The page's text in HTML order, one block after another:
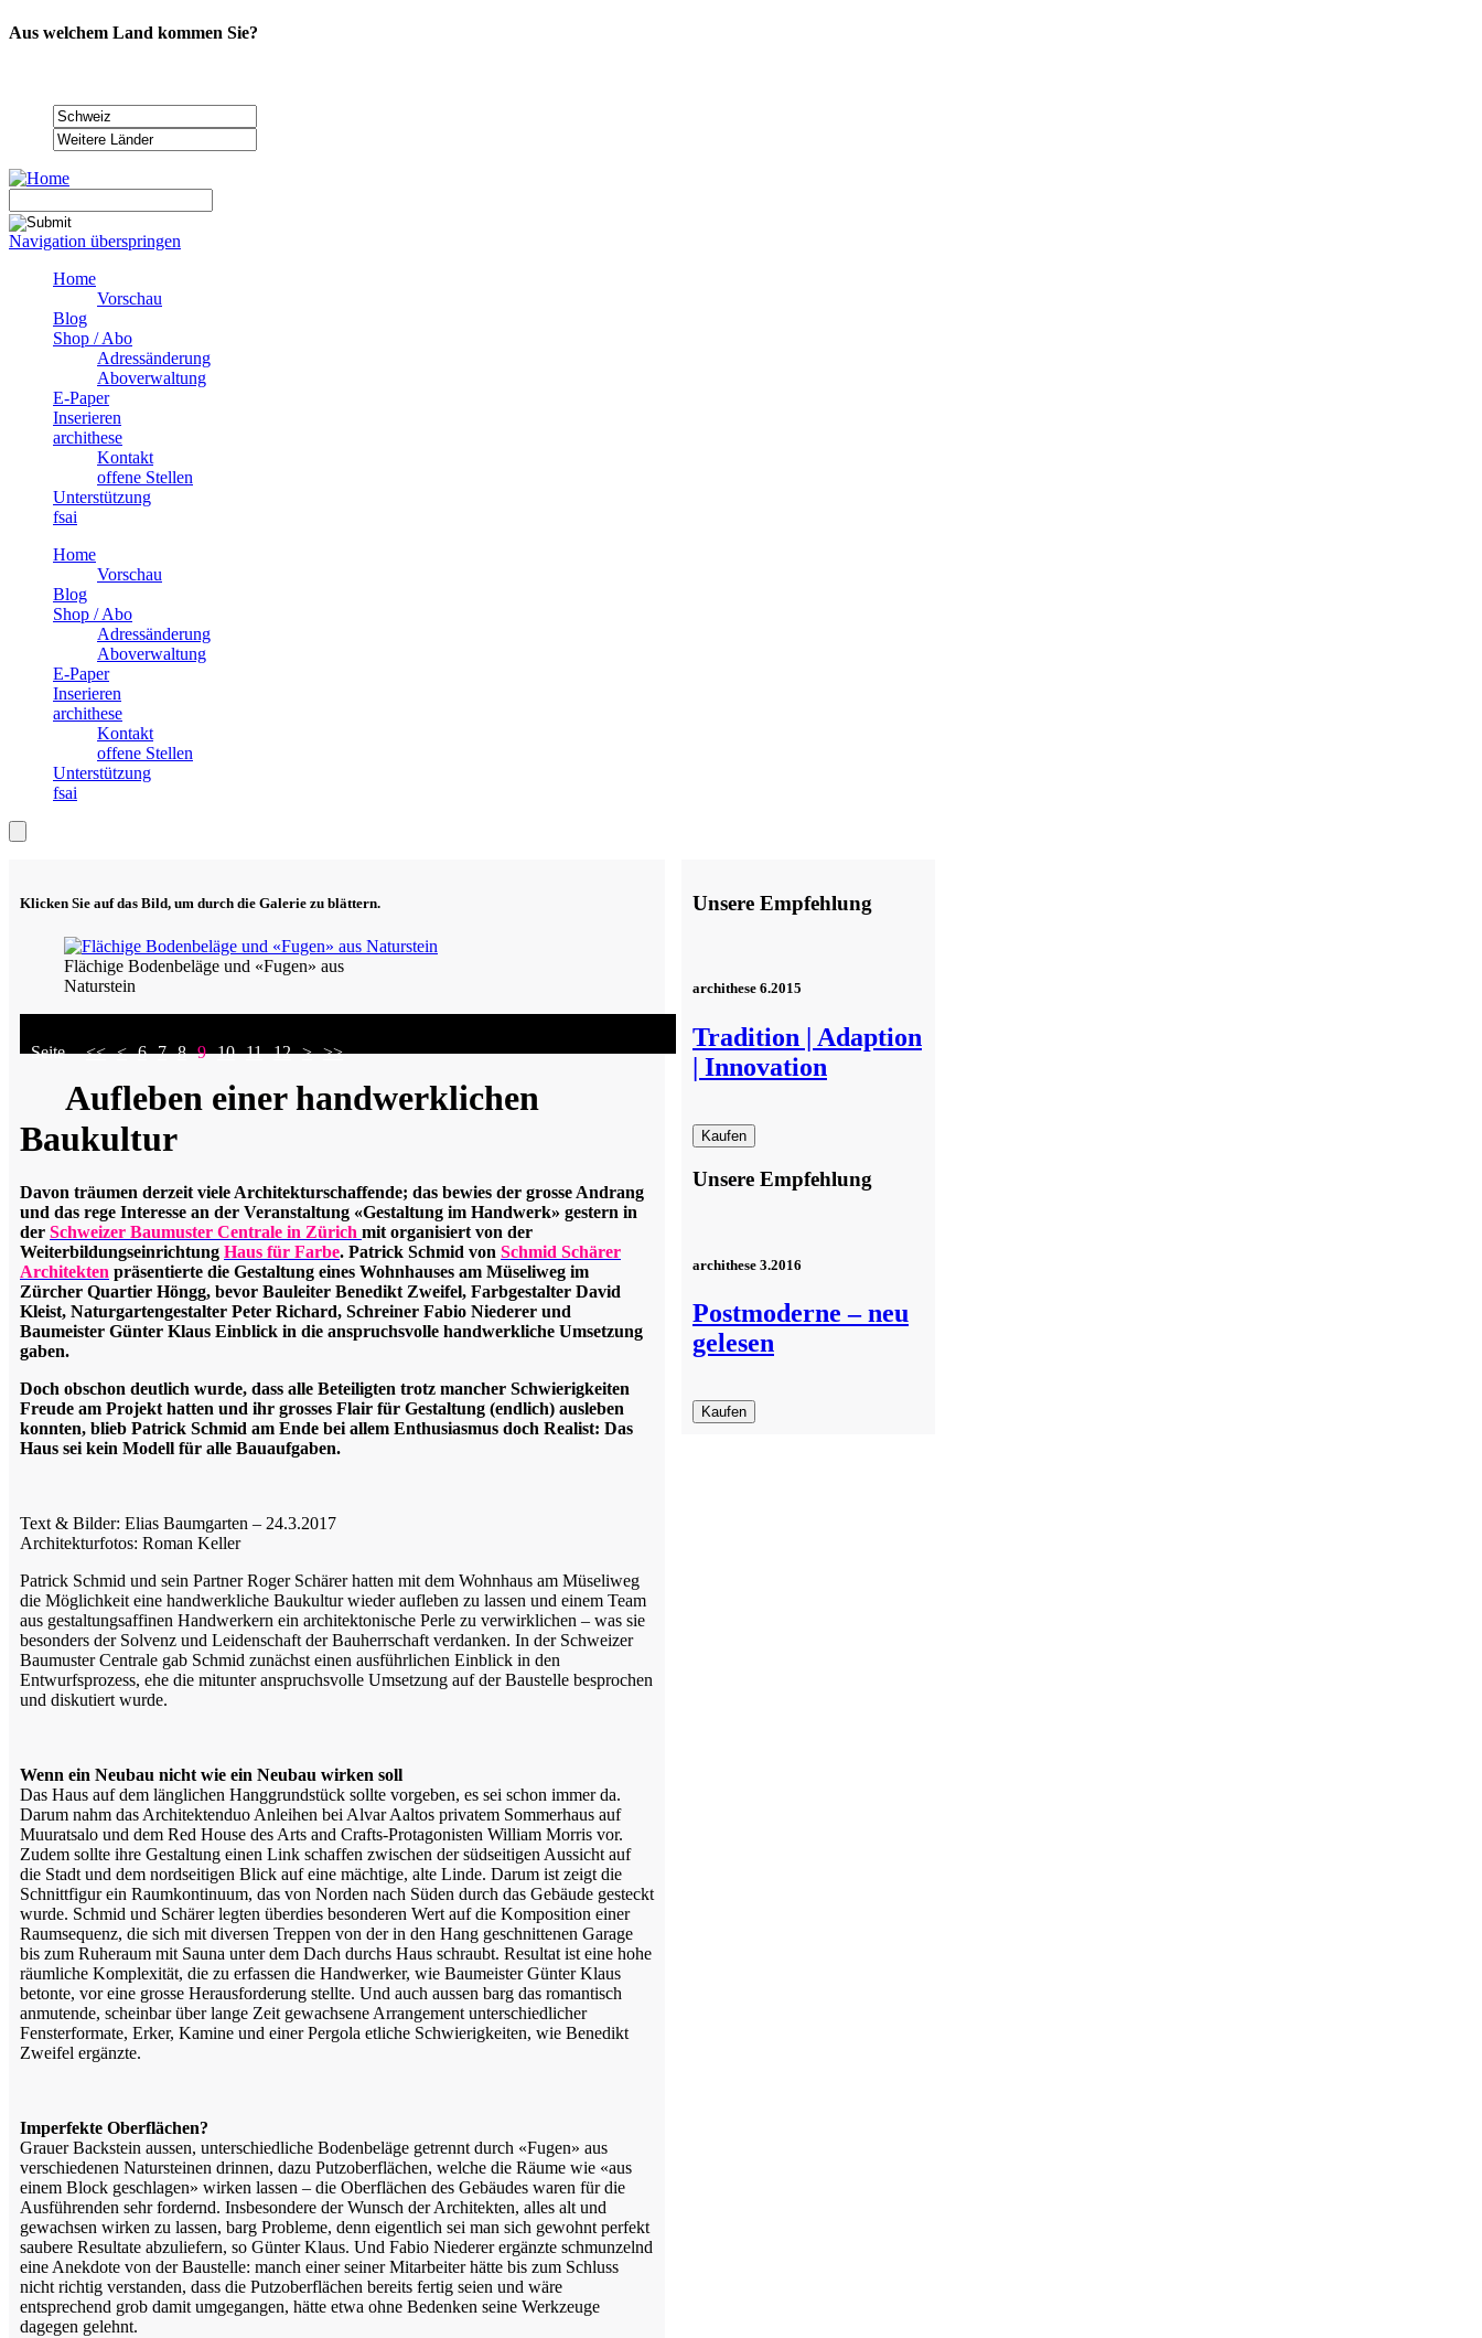
Aus welchem Land kommen Sie?
Navigation überspringen
Home
Vorschau
Blog
Shop / Abo
Adressänderung
Aboverwaltung
E-Paper
Inserieren
archithese
Kontakt
offene Stellen
Unterstützung
fsai
Home
Vorschau
Blog
Shop / Abo
Adressänderung
Aboverwaltung
E-Paper
Inserieren
archithese
Kontakt
offene Stellen
Unterstützung
fsai
Klicken Sie auf das Bild, um durch die Galerie zu blättern.
Flächige Bodenbeläge und «Fugen» aus
Naturstein
Seite << < 6 7 8 9 10 11 12 > >>
Aufleben einer handwerklichen
Baukultur
Davon träumen derzeit viele Architekturschaffende; das bewies der grosse Andrang
und das rege Interesse an der Veranstaltung «Gestaltung im Handwerk» gestern in
der Schweizer Baumuster Centrale in Zürich mit organisiert von der
Weiterbildungseinrichtung Haus für Farbe. Patrick Schmid von Schmid Schärer
Architekten präsentierte die Gestaltung eines Wohnhauses am Müseliweg im
Zürcher Quartier Höngg, bevor Bauleiter Benedikt Zweifel, Farbgestalter David
Kleist, Naturgartengestalter Peter Richard, Schreiner Fabio Niederer und
Baumeister Günter Klaus Einblick in die anspruchsvolle handwerkliche Umsetzung
gaben.
Doch obschon deutlich wurde, dass alle Beteiligten trotz mancher Schwierigkeiten
Freude am Projekt hatten und ihr grosses Flair für Gestaltung (endlich) ausleben
konnten, blieb Patrick Schmid am Ende bei allem Enthusiasmus doch Realist: Das
Haus sei kein Modell für alle Bauaufgaben.
Text & Bilder: Elias Baumgarten – 24.3.2017
Architekturfotos: Roman Keller
Patrick Schmid und sein Partner Roger Schärer hatten mit dem Wohnhaus am Müseliweg
die Möglichkeit eine handwerkliche Baukultur wieder aufleben zu lassen und einem Team
aus gestaltungsaffinen Handwerkern ein architektonische Perle zu verwirklichen – was sie
besonders der Solvenz und Leidenschaft der Bauherrschaft verdanken. In der Schweizer
Baumuster Centrale gab Schmid zunächst einen ausführlichen Einblick in den
Entwurfsprozess, ehe die mitunter anspruchsvolle Umsetzung auf der Baustelle besprochen
und diskutiert wurde.
Wenn ein Neubau nicht wie ein Neubau wirken soll
Das Haus auf dem länglichen Hanggrundstück sollte vorgeben, es sei schon immer da.
Darum nahm das Architektenduo Anleihen bei Alvar Aaltos privatem Sommerhaus auf
Muuratsalo und dem Red House des Arts and Crafts-Protagonisten William Morris vor.
Zudem sollte ihre Gestaltung einen Link schaffen zwischen der südseitigen Aussicht auf
die Stadt und dem nordseitigen Blick auf eine mächtige, alte Linde. Darum ist zeigt die
Schnittfigur ein Raumkontinuum, das von Norden nach Süden durch das Gebäude gesteckt
wurde. Schmid und Schärer legten überdies besonderen Wert auf die Komposition einer
Raumsequenz, die sich mit diversen Treppen von der in den Hang geschnittenen Garage
bis zum Ruheraum mit Sauna unter dem Dach durchs Haus schraubt. Resultat ist eine hohe
räumliche Komplexität, die zu erfassen die Handwerker, wie Baumeister Günter Klaus
betonte, vor eine grosse Herausforderung stellte. Und auch aussen barg das romantisch
anmutende, scheinbar über lange Zeit gewachsene Arrangement unterschiedlicher
Fensterformate, Erker, Kamine und einer Pergola etliche Schwierigkeiten, wie Benedikt
Zweifel ergänzte.
Imperfekte Oberflächen?
Grauer Backstein aussen, unterschiedliche Bodenbeläge getrennt durch «Fugen» aus
verschiedenen Natursteinen drinnen, dazu Putzoberflächen, welche die Räume wie «aus
einem Block geschlagen» wirken lassen – die Oberflächen des Gebäudes waren für die
Ausführenden sehr fordernd. Insbesondere der Wunsch der Architekten, alles alt und
gewachsen wirken zu lassen, barg Probleme, denn eigentlich sei man sich gewohnt perfekt
saubere Resultate abzuliefern, so Günter Klaus. Und Fabio Niederer ergänzte schmunzelnd
eine Anekdote von der Baustelle: manch einer seiner Mitarbeiter hätte bis zum Schluss
nicht richtig verstanden, dass die Putzoberflächen bereits fertig seien und wäre
entsprechend grob damit umgegangen, hätte etwa ohne Bedenken seine Werkzeuge
dagegen gelehnt.
Unsere Empfehlung
archithese 6.2015
Tradition | Adaption
| Innovation
Unsere Empfehlung
archithese 3.2016
Postmoderne – neu
gelesen